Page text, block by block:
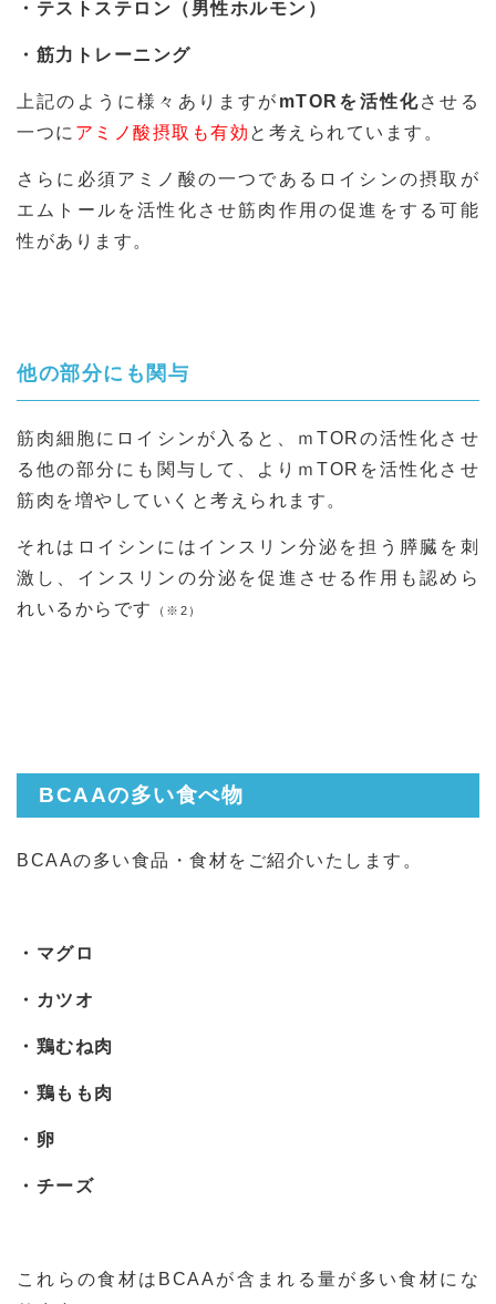
・テストステロン（男性ホルモン）
・筋力トレーニング
上記のように様々ありますが mTORを活性化させる
一つに アミノ酸摂取も有効 と考えられています。
さらに必須アミノ酸の一つであるロイシンの摂取が
エムトールを活性化させ筋肉作用の促進をする可能
性があります。
他の部分にも関与
筋肉細胞にロイシンが入ると、ｍTORの活性化させ
る他の部分にも関与して、よりｍTORを活性化させ
筋肉を増やしていくと考えられます。
それはロイシンにはインスリン分泌を担う膵臓を刺
激し、インスリンの分泌を促進させる作用も認めら
れいるからです
（※2）
BCAAの多い食べ物
BCAAの多い食品・食材をご紹介いたします。
・マグロ
・カツオ
・鶏むね肉
・鶏もも肉
・卵
・チーズ
これらの食材はBCAAが含まれる量が多い食材にな